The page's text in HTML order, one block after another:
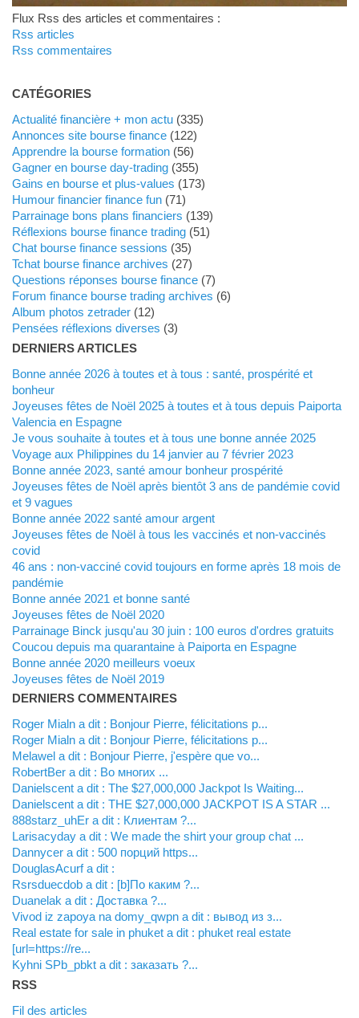
Flux Rss des articles et commentaires :
Rss articles
Rss commentaires
CATÉGORIES
Actualité financière + mon actu(335)
Annonces site bourse finance(122)
Apprendre la bourse formation(56)
Gagner en bourse day-trading(355)
Gains en bourse et plus-values (173)
Humour financier finance fun(71)
Parrainage bons plans financiers (139)
Réflexions bourse finance trading(51)
Chat bourse finance sessions (35)
Tchat bourse finance archives (27)
Questions réponses bourse finance(7)
Forum finance bourse trading archives (6)
Album photos zetrader(12)
Pensées réflexions diverses (3)
DERNIERS ARTICLES
Bonne année 2026 à toutes et à tous : santé, prospérité et
bonheur
Joyeuses fêtes de Noël 2025 à toutes et à tous depuis Paiporta
Valencia en Espagne
Je vous souhaite à toutes et à tous une bonne année 2025
Voyage aux Philippines du 14 janvier au 7 février 2023
Bonne année 2023, santé amour bonheur prospérité
Joyeuses fêtes de Noël après bientôt 3 ans de pandémie covid
et 9 vagues
Bonne année 2022 santé amour argent
Joyeuses fêtes de Noël à tous les vaccinés et non-vaccinés
covid
46 ans : non-vacciné covid toujours en forme après 18 mois de
pandémie
Bonne année 2021 et bonne santé
Joyeuses fêtes de Noël 2020
Parrainage Binck jusqu'au 30 juin : 100 euros d'ordres gratuits
Coucou depuis ma quarantaine à Paiporta en Espagne
Bonne année 2020 meilleurs voeux
Joyeuses fêtes de Noël 2019
DERNIERS COMMENTAIRES
Roger Mialn a dit : Bonjour Pierre, félicitations p...
Roger Mialn a dit : Bonjour Pierre, félicitations p...
Melawel a dit : Bonjour Pierre, j'espère que vo...
RobertBer a dit : Во многих ...
Danielscent a dit : The $27,000,000 Jackpot Is Waiting...
Danielscent a dit : THE $27,000,000 JACKPOT IS A STAR ...
888starz_uhEr a dit : Клиентам ?...
Larisacyday a dit : We made the shirt your group chat ...
Dannycer a dit : 500 порций https...
DouglasAcurf a dit :
Rsrsduecdob a dit : [b]По каким ?...
Duanelak a dit : Доставка ?...
vivod iz zapoya na domy_qwpn a dit : вывод из з...
real estate for sale in phuket a dit : phuket real estate
[url=https://re...
kyhni SPb_pbkt a dit : заказать ?...
RSS
Fil des articles